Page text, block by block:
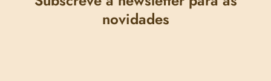
novidades